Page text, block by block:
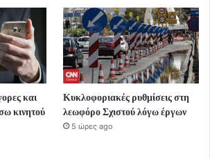
και
κινητού
Κυκλοφοριακές ρυθμίσεις στη
λεωφόρο Σχιστού λόγω έργων
5 ώρες ago